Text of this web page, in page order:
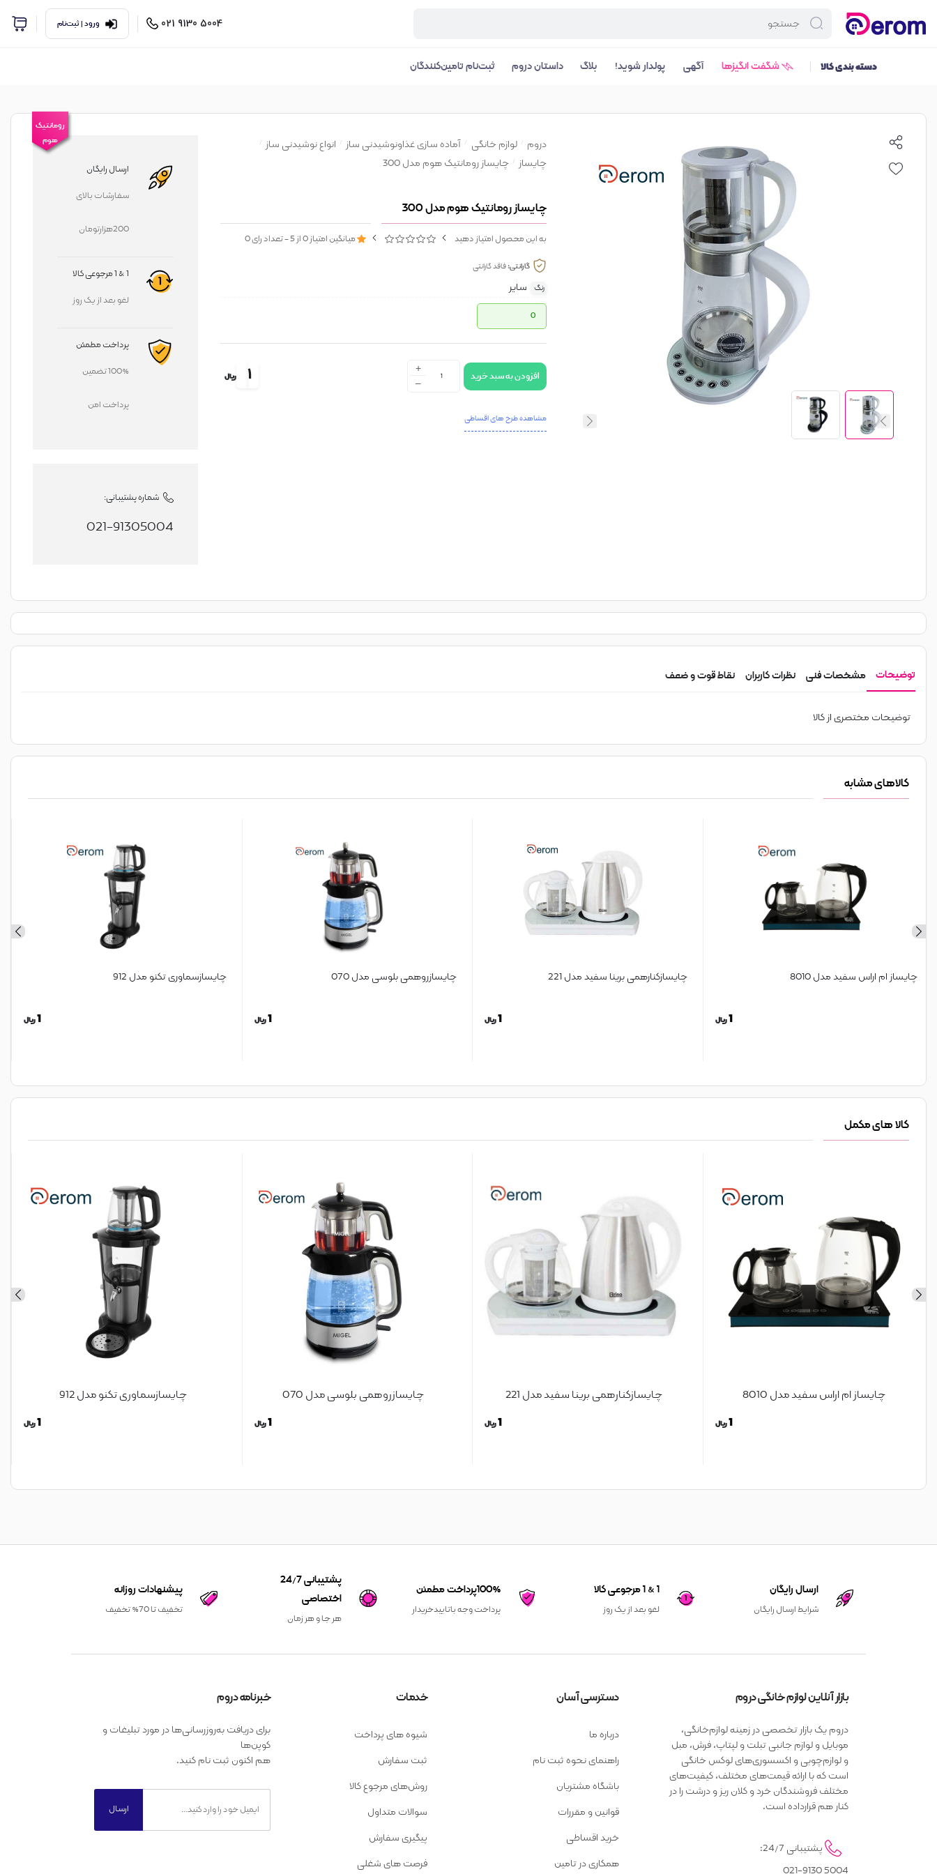
5004 9130 021 ورود | ثبت‌نام
دسته بندی کالا شگفت انگیزها آگهی پولدار شوید! بلاگ داستان دروم ثبت‌نام تامین‌کنندگان
رومانتیک
هوم
دروم لوازم خانگی آماده سازی غذاونوشیدنی ساز
انواع نوشیدنی ساز
چایساز
چایساز رومانتیک هوم مدل 300
چایساز رومانتیک هوم مدل 300
به این محصول امتیاز دهید میانگین امتیاز0از5- تعداد رای0
گارانتی:فاقد گارانتی
رنگ
سایر
0
+
- افزودن به سبد خرید 1 ریال
مشاهده طرح های اقساطی
ارسال رایگان
سفارشات بالای
200هزارتومان
1 & 1 مرجوعی کالا
لغو بعد از یک روز
پرداخت مطمئن
100% تضمین
پرداخت امن
شماره پشتیبانی:
021-91305004
توضیحات مشخصات فنی نظرات کاربران نقاط قوت و ضعف
توضیحات مختصری از کالا
کالاهای مشابه
چایساز ام اراس سفید مدل 8010
1ریال
چایسازکنارهمی برینا سفید مدل 221
1ریال
چایسازروهمی بلوسی مدل 070
1ریال
چایسازسماوری تکنو مدل 912
1ریال
کالا های مکمل
چایساز ام اراس سفید مدل 8010
1ریال
چایسازکنارهمی برینا سفید مدل 221
1ریال
چایسازروهمی بلوسی مدل 070
1ریال
چایسازسماوری تکنو مدل 912
1ریال
ارسال رایگان
شرایط ارسال رایگان
1 & 1 مرجوعی کالا
لغو بعد از یک روز
100%پرداخت مطمئن
پرداخت وجه باتاییدخریدار
پشتیبانی 24/7
اختصاصی
هر جا و هر زمان
پیشنهادات روزانه
تخفیف تا 70% تخفیف
بازار آنلاین لوازم خانگی دروم
دروم یک بازار تخصصی در زمینه لوازم‌خانگی،
موبایل و لوازم جانبی تبلت و لپتاپ، فرش، مبل
و لوازم‌چوبی و اکسسوری‌های لوکس خانگی
است که با ارائه قیمت‌های مختلف، کیفیت‌های
مختلف فروشندگان خرد و کلان ریز و درشت را در
کنار هم قرارداده است.
پشتیبانی 24/7:
5004 021-9130
دسترسی آسان
درباره ما
راهنمای نحوه ثبت نام
باشگاه مشتریان
قوانین و مقررات
خرید اقساطی
همکاری در تامین
خدمات
شیوه های پرداخت
ثبت سفارش
روش‌های مرجوع کالا
سوالات متداول
پیگیری سفارش
فرصت های شغلی
خبرنامه دروم
برای دریافت به‌روزرسانی‌ها در مورد تبلیغات و
کوپن‌ها
هم اکنون ثبت نام کنید.